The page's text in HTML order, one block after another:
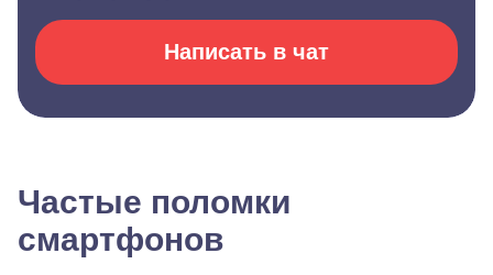
Написать в чат
Частые поломки
смартфонов